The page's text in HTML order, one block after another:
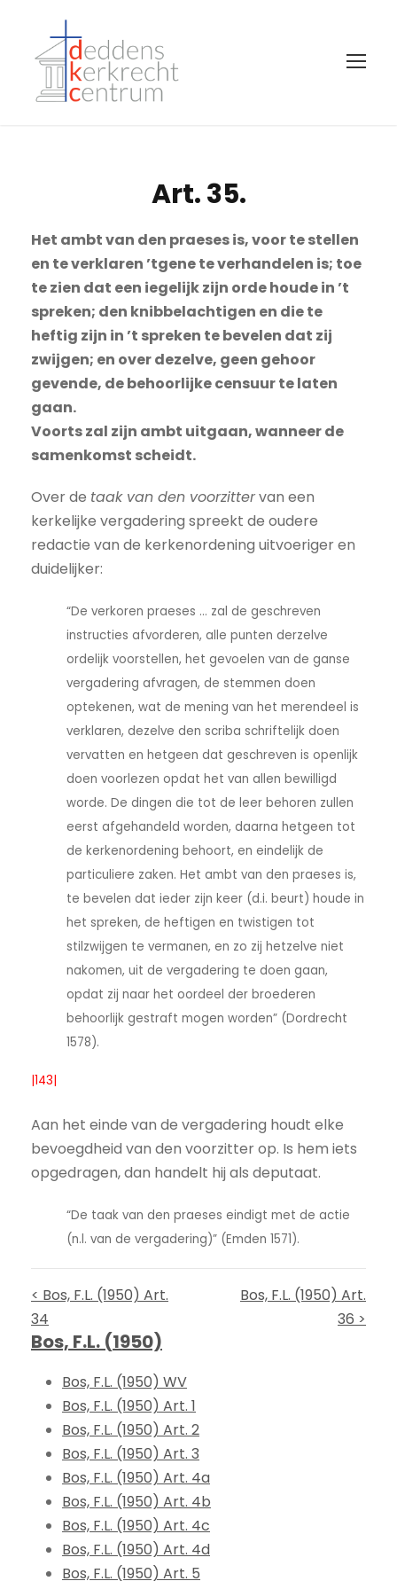
Art. 35.
Het ambt van den praeses is, voor te stellen
en te verklaren ’tgene te verhandelen is; toe
te zien dat een iegelijk zijn orde houde in ’t
spreken; den knibbelachtigen en die te
heftig zijn in ’t spreken te bevelen dat zij
zwijgen; en over dezelve, geen gehoor
gevende, de behoorlijke censuur te laten
gaan.
Voorts zal zijn ambt uitgaan, wanneer de
samenkomst scheidt.
Over de taak van den voorzittervan een
kerkelijke vergadering spreekt de oudere
redactie van de kerkenordening uitvoeriger en
duidelijker:
“De verkoren praeses ... zal de geschreven
instructies afvorderen, alle punten derzelve
ordelijk voorstellen, het gevoelen van de ganse
vergadering afvragen, de stemmen doen
optekenen, wat de mening van het merendeel is
verklaren, dezelve den scriba schriftelijk doen
vervatten en hetgeen dat geschreven is openlijk
doen voorlezen opdat het van allen bewilligd
worde. De dingen die tot de leer behoren zullen
eerst afgehandeld worden, daarna hetgeen tot
de kerkenordening behoort, en eindelijk de
particuliere zaken. Het ambt van den praeses is,
te bevelen dat ieder zijn keer (d.i. beurt) houde in
het spreken, de heftigen en twistigen tot
stilzwijgen te vermanen, en zo zij hetzelve niet
nakomen, uit de vergadering te doen gaan,
opdat zij naar het oordeel der broederen
behoorlijk gestraft mogen worden” (Dordrecht
1578).
|143|
Aan het einde van de vergadering houdt elke
bevoegdheid van den voorzitter op. Is hem iets
opgedragen, dan handelt hij als deputaat.
“De taak van den praeses eindigt met de actie
(n.l. van de vergadering)” (Emden 1571).
< Bos, F.L. (1950) Art.
34
Bos, F.L. (1950) Art.
36 >
Bos, F.L. (1950)
Bos, F.L. (1950) WV
Bos, F.L. (1950) Art. 1
Bos, F.L. (1950) Art. 2
Bos, F.L. (1950) Art. 3
Bos, F.L. (1950) Art. 4a
Bos, F.L. (1950) Art. 4b
Bos, F.L. (1950) Art. 4c
Bos, F.L. (1950) Art. 4d
Bos, F.L. (1950) Art. 5